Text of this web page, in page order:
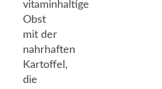
vitaminhaltige
Obst
mit der
nahrhaften
Kartoffel,
die